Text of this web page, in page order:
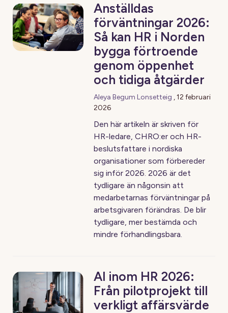
Anställdas
förväntningar 2026:
Så kan HR i Norden
bygga förtroende
genom öppenhet
och tidiga åtgärder
Aleya Begum Lonsetteig ,12 februari
2026
Den här artikeln är skriven för
HR-ledare, CHRO:er och HR-
beslutsfattare i nordiska
organisationer som förbereder
sig inför 2026. 2026 är det
tydligare än någonsin att
medarbetarnas förväntningar på
arbetsgivaren förändras. De blir
tydligare, mer bestämda och
mindre förhandlingsbara.
AI inom HR 2026:
Från pilotprojekt till
verkligt affärsvärde